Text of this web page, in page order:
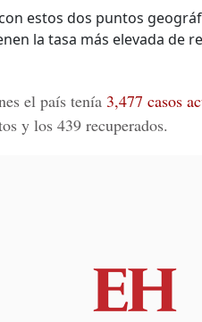
estos dos puntos
la tasa más elevada de
el país tenía 3,477 casos
y los 439 recuperados.